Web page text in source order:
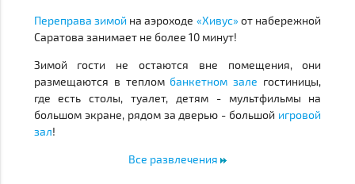
Переправа зимойна аэроходе «Хивус» от набережной
Саратова занимает не более 10 минут!
Зимой гости не остаются вне помещения, они
размещаются в тепломбанкетном зале гостиницы,
где есть столы, туалет, детям - мультфильмы на
большом экране, рядом за дверью - большой игровой
зал!
Все развлечения